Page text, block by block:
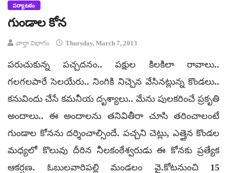
పర్యాటకం
గుండాల కోన
వార్తా విభాగం Thursday, March 7, 2013
పరుచుకున్న పచ్చదనం.. పక్షుల కిలకిలా రావాలు..
గలగలపారే సెలయేరు.. నింగికి నిచ్చెన వేసినట్లున్న కొండలు..
కనువిందు చేసే కమనీయ దృశ్యాలు.. మేను పులకరించే ప్రకృతి
అందాలు.. ఈ అందాలను తనివితీరా చూసి తరించాలంటే
గుండాల కోనను దర్శించాల్సిందే. పచ్చని చెట్లు, ఎత్తైన కొండల
మధ్యలో కొలువు దీరిన నీలకంఠేశ్వరుడు ఈ కోనకు ప్రత్యేక
ఆకర్షణ. ఓబులవారిపల్లి మండలం వై.కోటనుంచి 15